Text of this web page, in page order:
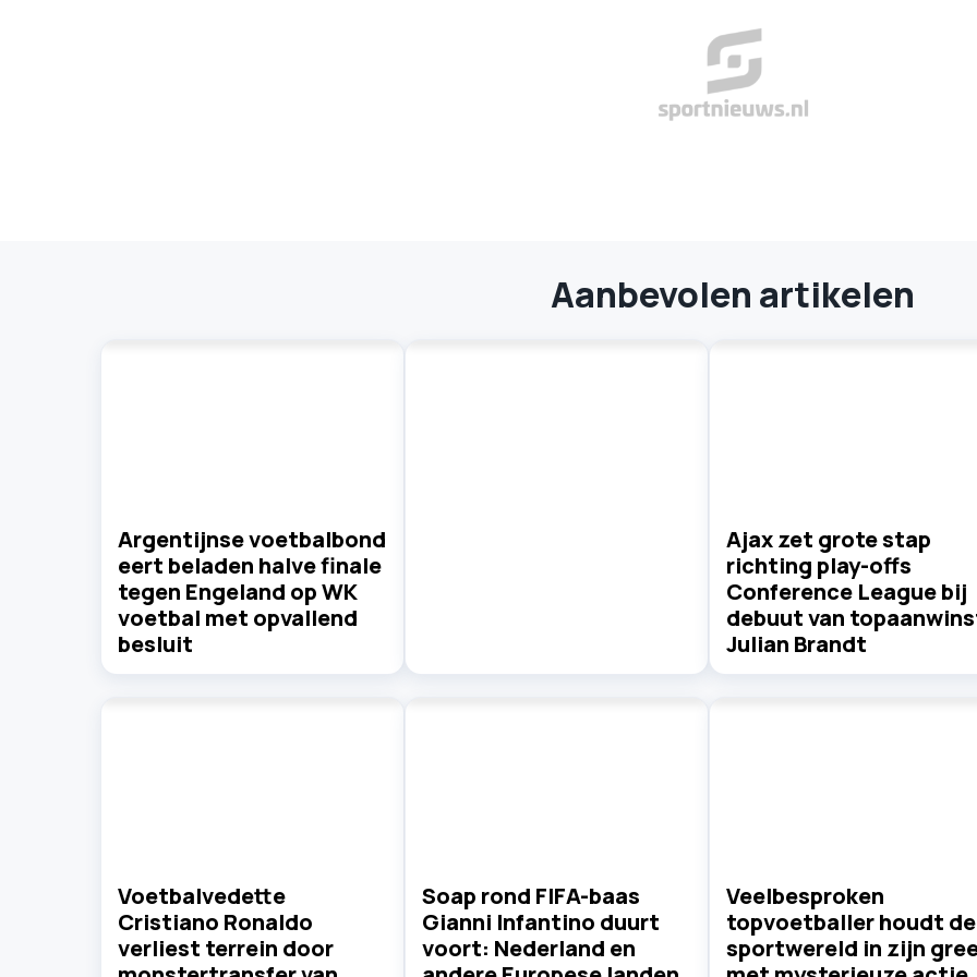
Aanbevolen artikelen
Argentijnse voetbalbond
eert beladen halve finale
tegen Engeland op WK
voetbal met opvallend
besluit
Ajax zet grote stap
richting play-offs
Conference League bij
debuut van
Julian Brandt
Voetbalvedette
Cristiano Ronaldo
verliest terrein door
Soap rond FIFA-baas
Gianni Infantino duurt
voort: Nederland en
Veelbesproken
topvoetballer houdt de
sportwereld in zijn